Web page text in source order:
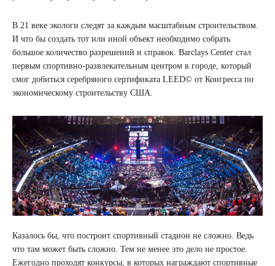
В 21 веке экологи следят за каждым масштабным строительством.
И что бы создать тот или иной объект необходимо собрать
большое количество разрешений и справок. Barclays Center стал
первым спортивно-развлекательным центром в городе, который
смог добиться серебряного сертификата LEED© от Конгресса по
экономическому строительству США.
Казалось бы, что построит спортивный стадион не сложно. Ведь
что там может быть сложно. Тем не менее это дело не простое.
Ежегодно проходят конкурсы, в которых награждают спортивные